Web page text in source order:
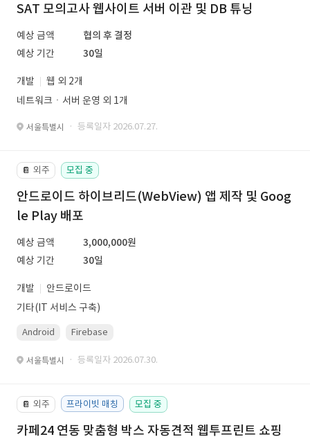
SAT 모의고사 웹사이트 서버 이관 및 DB 튜닝
예상 금액
협의 후 결정
예상 기간
30일
개발
웹 외 2개
네트워크ㆍ서버 운영 외 1개
서울특별시 · 등록일자 2026.07.27.
📔 외주 모집 중
안드로이드 하이브리드(WebView) 앱 제작 및 Goog
le Play 배포
예상 금액
3,000,000원
예상 기간
30일
개발
안드로이드
기타(IT 서비스 구축)
Android Firebase
서울특별시 · 등록일자 2026.07.30.
📔 외주 프라이빗 매칭 모집 중
카페24 연동 맞춤형 박스 자동견적 웹투프린트 쇼핑